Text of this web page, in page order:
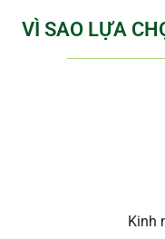
VÌ SAO LỰA
Kinh